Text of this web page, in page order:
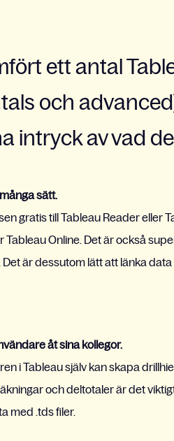
ett antal
och
intryck av vad
sätt.
gratis till Tableau Reader eller
Tableau Online. Det är också
är dessutom lätt att länka
åt sina kollegor.
i Tableau själv kan skapa
och deltotaler är det
med .tds filer.